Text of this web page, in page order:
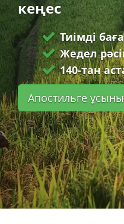
кеңес
Тиімді баға
Жедел
140-тан
Апостильге